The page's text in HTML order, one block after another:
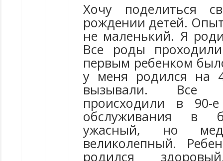
Хочу поделиться
рождении детей.
не маленький. Я
Все роды
первым ребенком
у меня родился на
вызывали. Все
происходили в 90-
обслуживания в
ужасный, но
великолепный.
родился